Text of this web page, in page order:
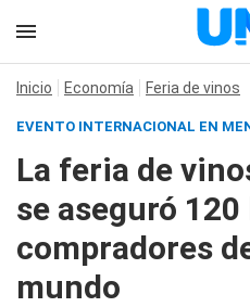
Inicio Economía Feria de vinos
EVENTO INTERNACIONAL EN
La feria de
se aseguró
compradores
mundo